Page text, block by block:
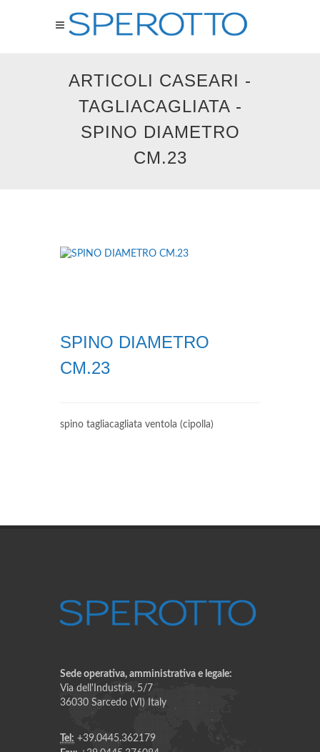
ARTICOLI CASEARI -
TAGLIACAGLIATA -
SPINO DIAMETRO
CM.23
SPINO DIAMETRO
CM.23
spino tagliacagliata ventola (cipolla)
Sede operativa, amministrativa e legale:
Via dell'Industria, 5/7
36030 Sarcedo (VI) Italy
Tel: +39.0445.362179